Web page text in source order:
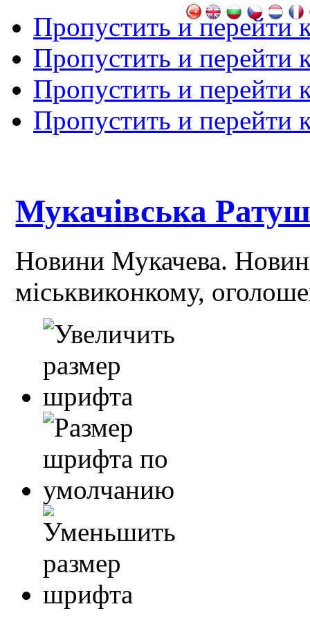
Пропустить и перейти
Пропустить и перейти
Пропустить и перейти
Пропустить и перейти
Мукачівська
Новини Мукачева.
міськвиконкому,